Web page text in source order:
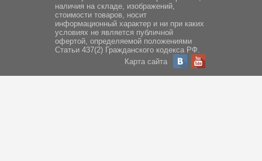
наличия на складе, изображений,
стоимости товаров, носит
информационный характер и ни при каких
условиях не является публичной
офертой, определяемой положениями
Статьи 437(2) Гражданского кодекса РФ.
Карта сайта